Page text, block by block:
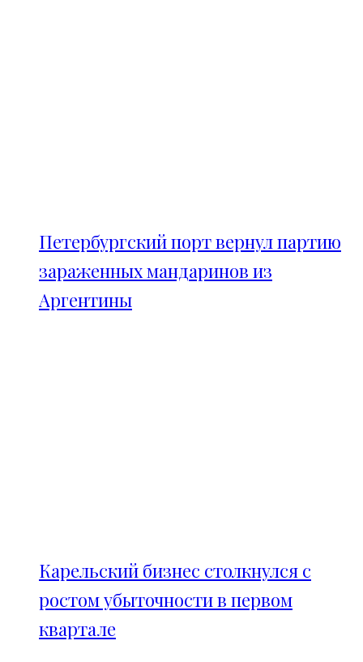
Петербургский порт вернул партию
зараженных мандаринов из
Аргентины
Карельский бизнес столкнулся с
ростом убыточности в первом
квартале